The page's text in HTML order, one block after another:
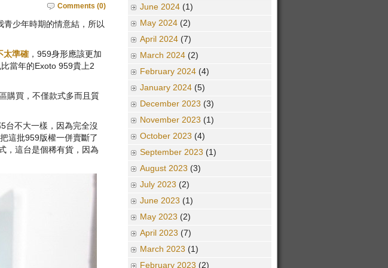
Comments (0)
少年時期的情意結，所以
太準確 ，959身形應該更加
當年的Exoto 959貴上2
購買，不僅款式多而且質
台不大一樣，因為完全沒
這批959版權一併賣斷了
，這台是個稀有貨，因為
June 2024 (1)
May 2024 (2)
April 2024 (7)
March 2024 (2)
February 2024 (4)
January 2024 (5)
December 2023 (3)
November 2023 (1)
October 2023 (4)
September 2023 (1)
August 2023 (3)
July 2023 (2)
June 2023 (1)
May 2023 (2)
April 2023 (7)
March 2023 (1)
February 2023 (2)